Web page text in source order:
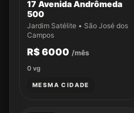
17 Avenida Andrômeda
500
Jardim Satélite • São José dos
Campos
R$ 6000 /mês
0 vg
MESMA CIDADE